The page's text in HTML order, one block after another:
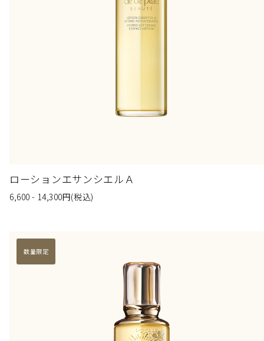
ローションエサンシエルＡ
6,600 - 14,300円(税込)
数量限定